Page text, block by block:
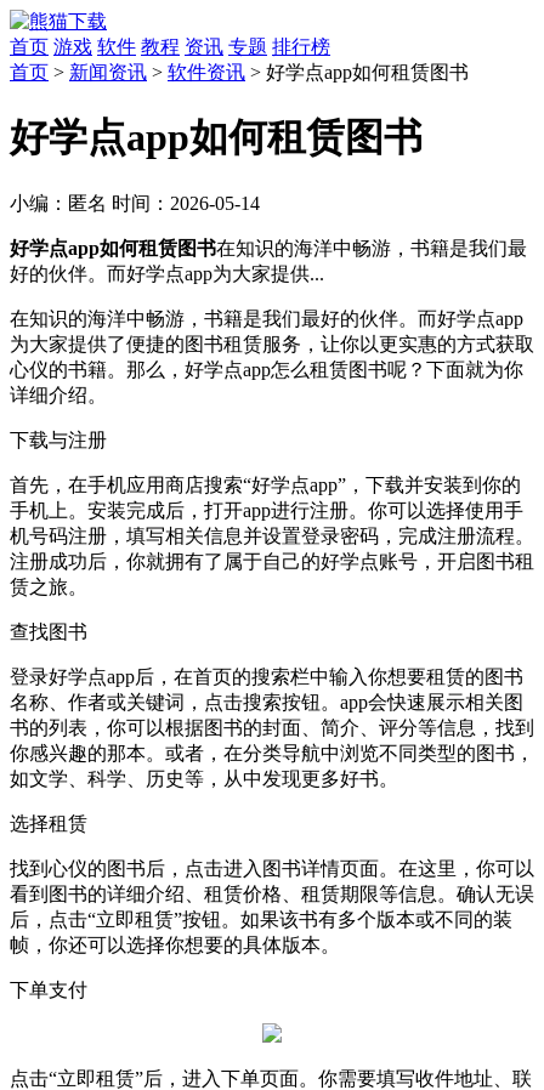
首页 游戏 软件 教程 资讯 专题 排行榜
首页 > 新闻资讯 > 软件资讯 > 好学点app如何租赁图书
好学点app如何租赁图书
小编： 匿名 时间： 2026-05-14
好学点app如何租赁图书在知识的海洋中畅游，书籍是我们最
好的伙伴。而好学点app为大家提供...
在知识的海洋中畅游，书籍是我们最好的伙伴。而好学点app
为大家提供了便捷的图书租赁服务，让你以更实惠的方式获取
心仪的书籍。那么，好学点app怎么租赁图书呢？下面就为你
详细介绍。
下载与注册
首先，在手机应用商店搜索“好学点app”，下载并安装到你的
手机上。安装完成后，打开app进行注册。你可以选择使用手
机号码注册，填写相关信息并设置登录密码，完成注册流程。
注册成功后，你就拥有了属于自己的好学点账号，开启图书租
赁之旅。
查找图书
登录好学点app后，在首页的搜索栏中输入你想要租赁的图书
名称、作者或关键词，点击搜索按钮。app会快速展示相关图
书的列表，你可以根据图书的封面、简介、评分等信息，找到
你感兴趣的那本。或者，在分类导航中浏览不同类型的图书，
如文学、科学、历史等，从中发现更多好书。
选择租赁
找到心仪的图书后，点击进入图书详情页面。在这里，你可以
看到图书的详细介绍、租赁价格、租赁期限等信息。确认无误
后，点击“立即租赁”按钮。如果该书有多个版本或不同的装
帧，你还可以选择你想要的具体版本。
下单支付
点击“立即租赁”后，进入下单页面。你需要填写收件地址、联